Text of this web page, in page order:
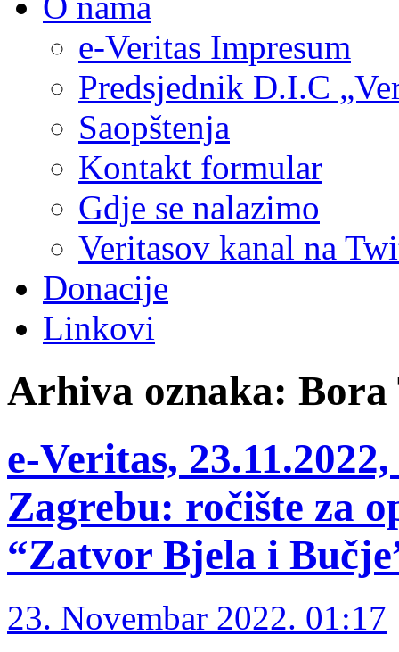
e-Veritas Impresum
Predsjednik D.I.C
Saopštenja
Kontakt formular
Gdje se nalazimo
Veritasov kanal na
Donacije
Linkovi
Arhiva oznaka: Bora
e-Veritas,
Zagrebu: ročište za
“Zatvor Bjela i
23. Novembar 2022. 01:17